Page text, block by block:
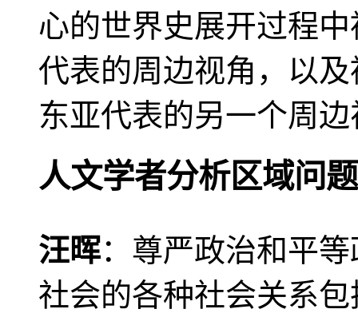
心的世界史展开过程
代表的周边视角，以
东亚代表的另一个周
人文学者分析区域问题
汪晖：尊严政治和平
社会的各种社会关系